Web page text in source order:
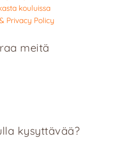
kouluissa
Privacy Policy
meitä
kysyttävää?